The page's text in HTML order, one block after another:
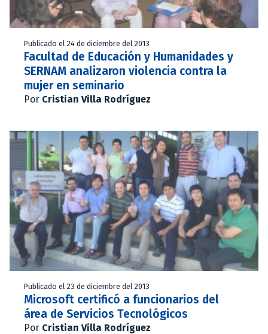
Publicado el 24 de diciembre del 2013
Facultad de Educación y Humanidades y
SERNAM analizaron violencia contra la
mujer en seminario
Por Cristian Villa Rodríguez
Publicado el 23 de diciembre del 2013
Microsoft certificó a funcionarios del
área de Servicios Tecnológicos
Por Cristian Villa Rodríguez